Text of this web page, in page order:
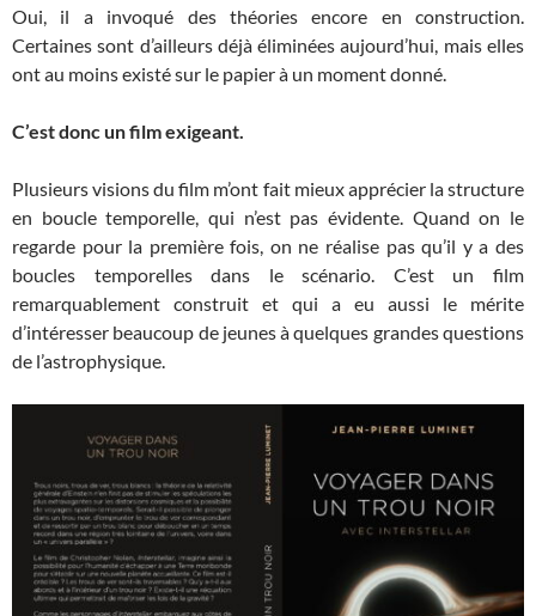
Oui, il a invoqué des théories encore en construction.
Certaines sont d’ailleurs déjà éliminées aujourd’hui, mais elles
ont au moins existé sur le papier à un moment donné.
C’est donc un film exigeant.
Plusieurs visions du film m’ont fait mieux apprécier la structure
en boucle temporelle, qui n’est pas évidente. Quand on le
regarde pour la première fois, on ne réalise pas qu’il y a des
boucles temporelles dans le scénario. C’est un film
remarquablement construit et qui a eu aussi le mérite
d’intéresser beaucoup de jeunes à quelques grandes questions
de l’astrophysique.